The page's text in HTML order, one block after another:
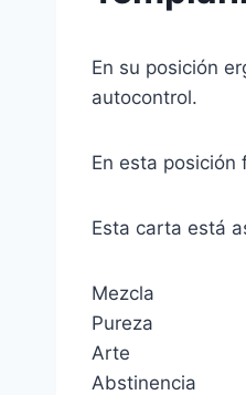
En su posición
autocontrol.
En esta
Esta carta está
Mezcla
Pureza
Arte
Abstinencia